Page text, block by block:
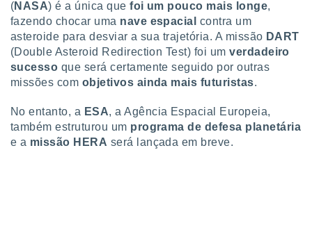
nós e
únicos
e
como a
este sitio
(NASA) é a única quefoi um pouco mais longe,
fazendo chocar uma nave espacial contra um
asteroide para desviar a sua trajetória. A missão DART
(Double Asteroid Redirection Test) foi umverdadeiro
sucesso que será certamente seguido por outras
missões com objetivos ainda mais futuristas.
No entanto, a ESA, a Agência Espacial Europeia,
também estruturou um programa de defesa planetária
e a missão HERA será lançada em breve.